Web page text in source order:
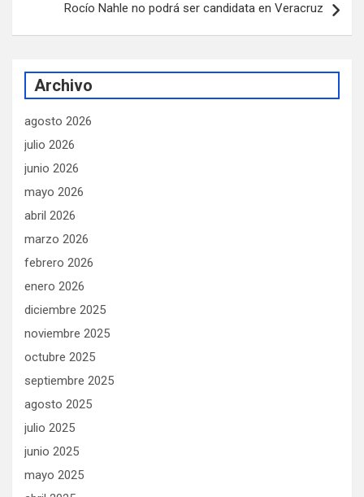
Rocío Nahle no podrá ser candidata en Veracruz
Archivo
agosto 2026
julio 2026
junio 2026
mayo 2026
abril 2026
marzo 2026
febrero 2026
enero 2026
diciembre 2025
noviembre 2025
octubre 2025
septiembre 2025
agosto 2025
julio 2025
junio 2025
mayo 2025